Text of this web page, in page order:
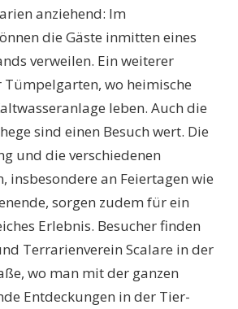
anziehend: Im
die Gäste inmitten eines
verweilen. Ein weiterer
wo heimische
leben. Auch die
sind einen Besuch wert. Die
und die verschiedenen
insbesondere an Feiertagen wie
sorgen zudem für ein
Erlebnis. Besucher finden
Terrarienverein Scalare in der
wo man mit der ganzen
Entdeckungen in der Tier-